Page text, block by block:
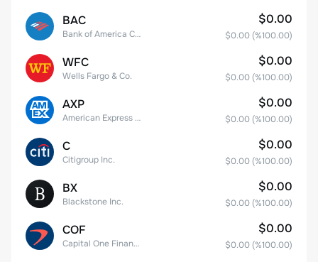
BAC
Bank of America Corporation
$0.00
$0.00 (%100.00)
WFC
Wells Fargo & Co.
$0.00
$0.00 (%100.00)
AXP
American Express Company
$0.00
$0.00 (%100.00)
C
Citigroup Inc.
$0.00
$0.00 (%100.00)
BX
Blackstone Inc.
$0.00
$0.00 (%100.00)
COF
Capital One Financial
$0.00
$0.00 (%100.00)